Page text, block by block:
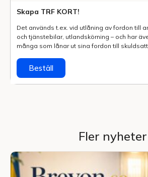
Skapa TRF KORT!
Det används t.ex. vid utlåning av fordon till
och tjänstebilar, utlands­körning – och har
många som lånar ut sina fordon till
Beställ
Fler nyheter